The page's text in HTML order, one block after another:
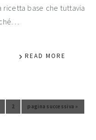
ricetta base che tuttavia
READ MORE
Vai alla pagina
Vai alla pagina
2
Vai alla
pagina successiva »